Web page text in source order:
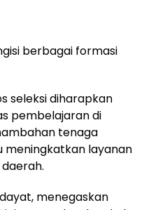
berbagai formasi
seleksi diharapkan
pembelajaran di
tenaga
layanan
menegaskan